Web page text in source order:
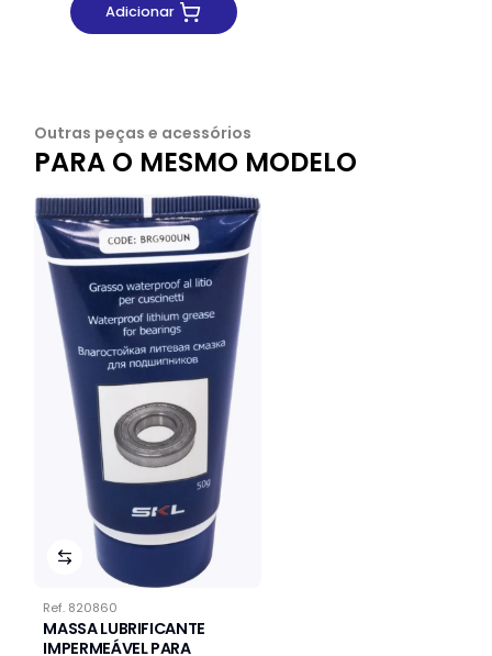
Adicionar
Outras peças e acessórios
PARA O MESMO MODELO
Ref. 820860
MASSA LUBRIFICANTE
IMPERMEÁVEL PARA